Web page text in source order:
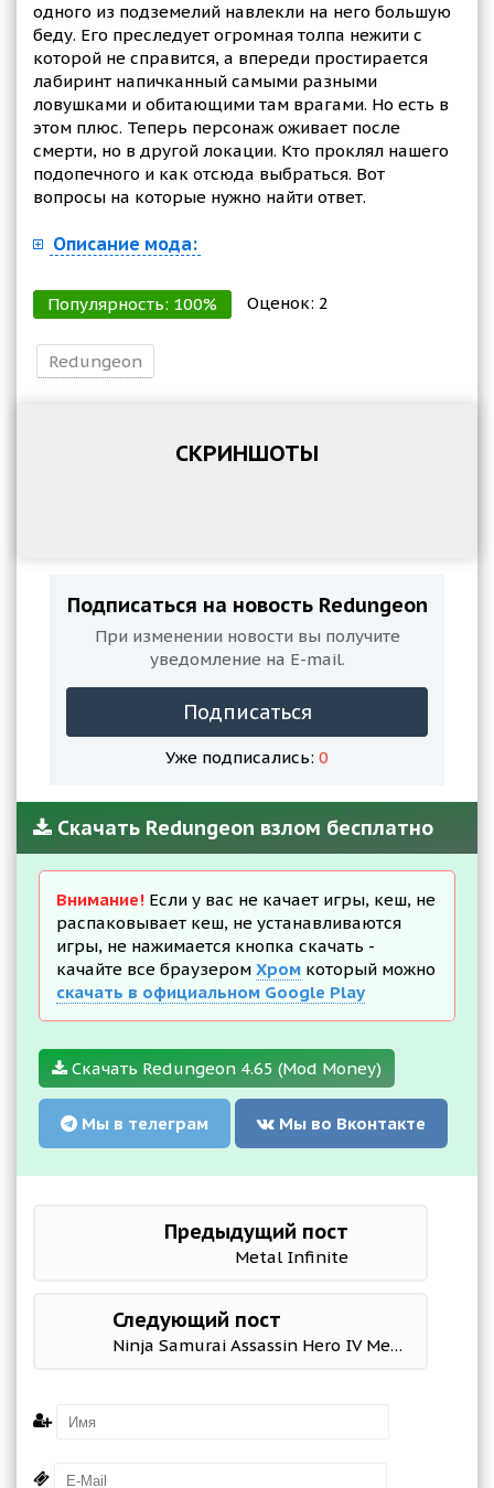
одного из подземелий навлекли на него большую
беду. Его преследует огромная толпа нежити с
которой не справится, а впереди простирается
лабиринт напичканный самыми разными
ловушками и обитающими там врагами. Но есть в
этом плюс. Теперь персонаж оживает после
смерти, но в другой локации. Кто проклял нашего
подопечного и как отсюда выбраться. Вот
вопросы на которые нужно найти ответ.
Описание мода:
Популярность: 100% Оценок: 2
Redungeon
СКРИНШОТЫ
Подписаться на новость Redungeon
При изменении новости вы получите
уведомление на E-mail.
Подписаться
Уже подписались: 0
Скачать Redungeon взлом бесплатно
Внимание! Если у вас не качает игры, кеш, не
распаковывает кеш, не устанавливаются
игры, не нажимается кнопка скачать -
качайте все браузером Хром который можно
скачать в официальном Google Play
Скачать Redungeon 4.65 (Mod Money)
Мы в телеграм Мы во Вконтакте
Предыдущий пост
Metal Infinite
Следующий пост
Ninja Samurai Assassin Hero IV Medieval Thief